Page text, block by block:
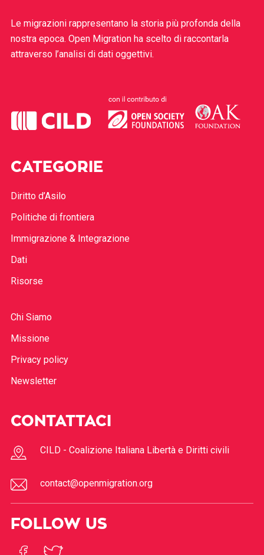
Le migrazioni rappresentano la storia più profonda della
nostra epoca. Open Migration ha scelto di raccontarla
attraverso l’analisi di dati oggettivi.
CATEGORIE
Diritto d’Asilo
Politiche di frontiera
Immigrazione & Integrazione
Dati
Risorse
Chi Siamo
Missione
Privacy policy
Newsletter
CONTATTACI
CILD - Coalizione Italiana Libertà e Diritti civili
contact@openmigration.org
FOLLOW US